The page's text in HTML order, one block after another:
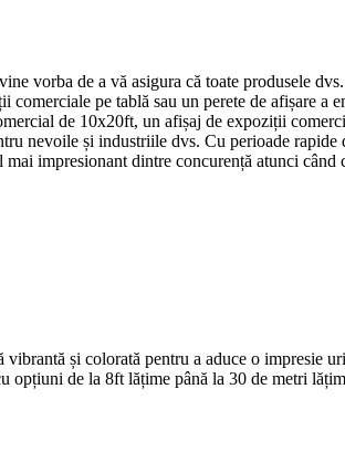
vorba de a vă asigura că toate produsele
pe tablă sau un perete de afișare a
de 10x20ft, un afișaj de expoziții
nevoile și industriile dvs. Cu perioade
impresionant dintre concurență atunci
și colorată pentru a aduce o impresie
opțiuni de la 8ft lățime până la 30 de metri